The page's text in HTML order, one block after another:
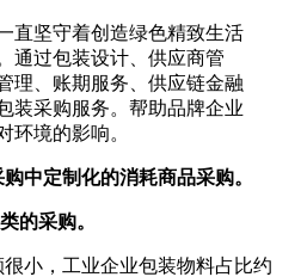
直坚守着创造绿色精致生活
通过包装设计、供应商管
理、账期服务、供应链金融
装采购服务。帮助品牌企业
环境的影响。
中定制化的消耗商品采购。
的采购。
小，工业企业包装物料占比约